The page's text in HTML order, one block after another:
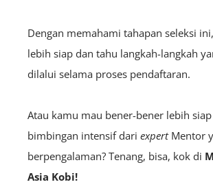
Dengan memahami tahapan seleksi
lebih siap dan tahu langkah-langkah
dilalui selama proses pendaftaran.
Atau kamu mau bener-bener lebih
bimbingan intensif dari expertMentor
berpengalaman? Tenang, bisa, kok di
Asia Kobi!